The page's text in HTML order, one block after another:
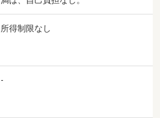
所得制限なし
-